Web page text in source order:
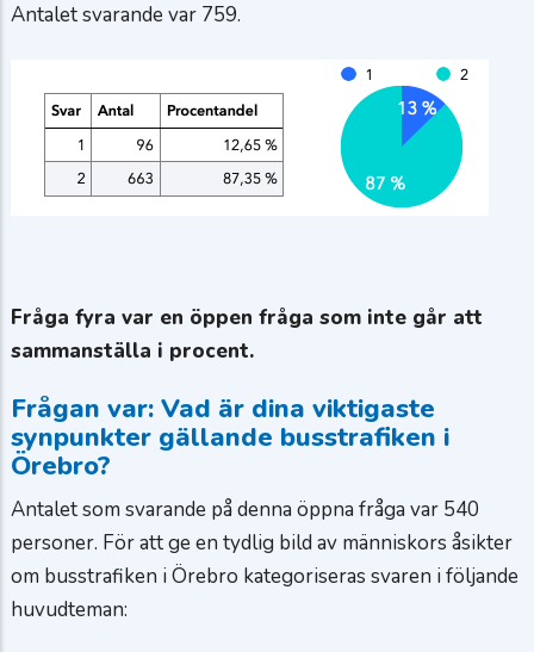
Antalet svarande var 759.
Fråga fyra var en öppen fråga som inte går att
sammanställa i procent.
Frågan var: Vad är dina viktigaste
synpunkter gällande busstrafiken i
Örebro?
Antalet som svarande på denna öppna fråga var 540
personer. För att ge en tydlig bild av människors åsikter
om busstrafiken i Örebro kategoriseras svaren i följande
huvudteman: